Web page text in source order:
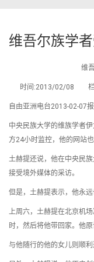
维吾尔族学
维
时间:2013/02/08 栏
自由亚洲电台2013-02-07
中央民族大学的维族学者
方24小时监控，他的网站也
土赫提还说，他在中央民
接受境外媒体的采访。
但是，土赫提表示，他永远
上周六，土赫提在北京机
时，然后将他带回家。他
与他随行的他的女儿则顺利